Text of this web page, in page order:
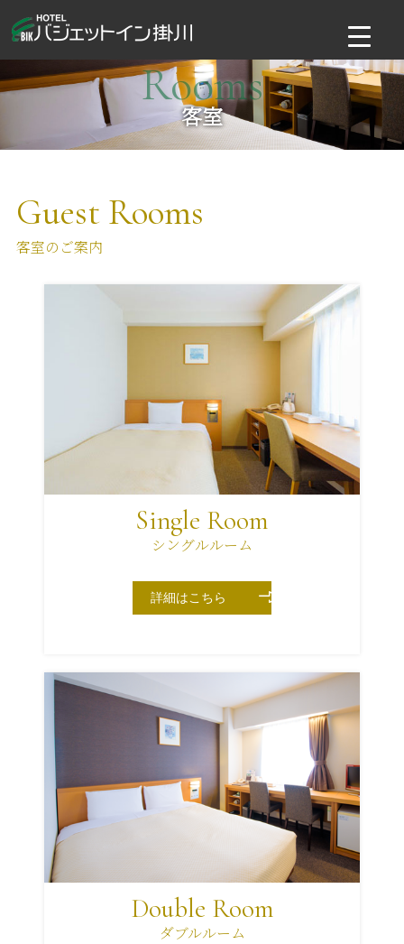
ン
ツ
Rooms
客室
Guest Rooms
客室のご案内
Single Room
シングルルーム
詳細はこちら
Double Room
ダブルルーム